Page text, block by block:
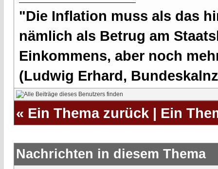
"Die Inflation muss als das
nämlich als Betrug am
Einkommens, aber noch
(Ludwig Erhard,
« Ein Thema zurück | Ein
Nachrichten in diesem Thema